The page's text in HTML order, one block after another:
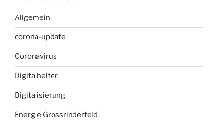
Allgemein
corona-update
Coronavirus
Digitalhelfer
Digitalisierung
Energie Grossrinderfeld